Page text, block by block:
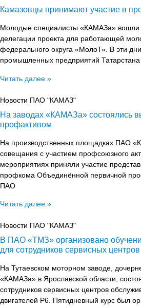
Камазовцы принимают участие в
Молодые специалисты «КАМАЗа» вошли
делегации проекта для работающей
федерального округа «МолоТ». В эти
промышленных предприятий Татарстана
Читать далее »
Новости ПАО "КАМАЗ"
На заводах «КАМАЗа» состоялись
профактивом
На производственных площадках ПАО
совещания с участием профсоюзного
мероприятиях приняли участие
профкома Объединённой первичной
ПАО
Читать далее »
Новости ПАО "КАМАЗ"
В ПАО «ТМЗ» организовано
для сотрудников сервисных центров
На Тутаевском моторном заводе,
«КАМАЗа» в Ярославской области,
сотрудников сервисных центров
двигателей Р6. Пятидневный курс был